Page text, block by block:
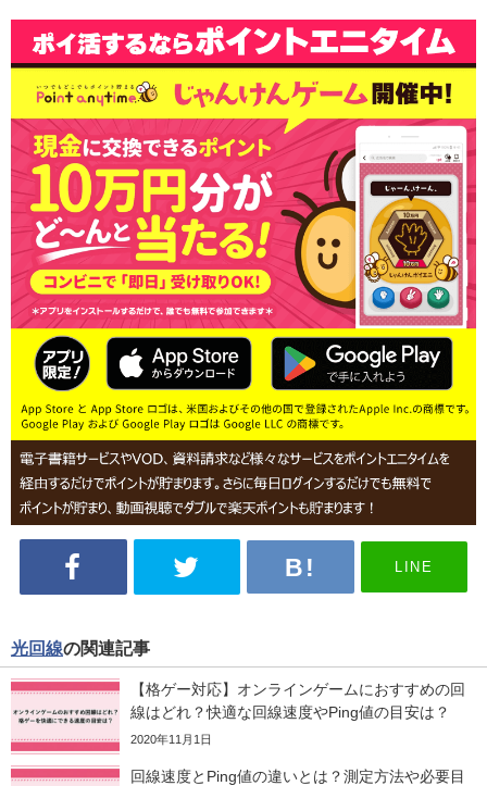
LINE
光回線の関連記事
【格ゲー対応】オンラインゲームにおすすめの回
線はどれ？快適な回線速度やPing値の目安は？
2020年11月1日
回線速度とPing値の違いとは？測定方法や必要目